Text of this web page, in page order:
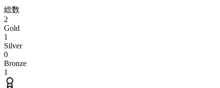
総数
2
Gold
1
Silver
0
Bronze
1